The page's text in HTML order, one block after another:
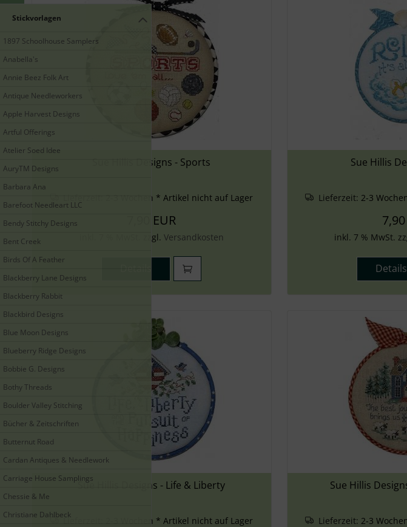
Stickvorlagen
1897 Schoolhouse Samplers
Anabella's
Annie Beez Folk Art
Antique Needleworkers
Apple Harvest Designs
Artful Offerings
Atelier Soed Idee
AuryTM Designs
Barbara Ana
Barefoot Needleart LLC
Bendy Stitchy Designs
Bent Creek
Birds Of A Feather
Blackberry Lane Designs
Blackberry Rabbit
Blackbird Designs
Blue Moon Designs
Blueberry Ridge Designs
Bobbie G. Designs
Bothy Threads
Boulder Valley Stitching
Bücher & Zeitschriften
Butternut Road
Cardan Antiques & Needlework
Carriage House Samplings
Chessie & Me
Christiane Dahlbeck
Sue Hillis Designs - Sports
2-3 Wochen * Artikel nicht auf Lager
7,90 EUR
inkl. 7 % MwSt. zzgl. Versandkosten
Sue Hillis
Lieferzeit: 2-3
inkl. 7 % MwSt.
Details
Sue Hillis Designs - Life & Liberty
Lieferzeit: 2-3 Wochen * Artikel nicht auf Lager
Sue Hillis
Lieferzeit: 2-3